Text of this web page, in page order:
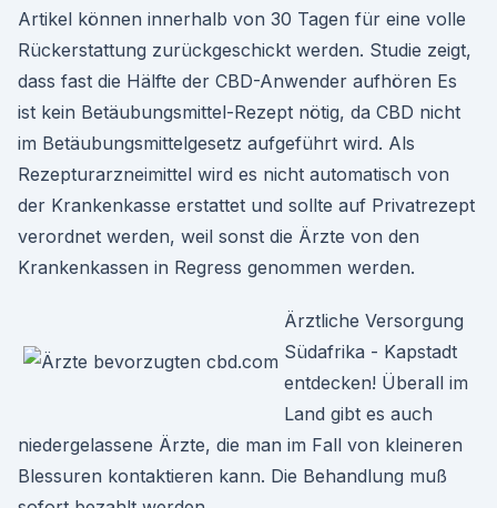
Artikel können innerhalb von 30 Tagen für eine volle
Rückerstattung zurückgeschickt werden. Studie zeigt,
dass fast die Hälfte der CBD-Anwender aufhören Es
ist kein Betäubungsmittel-Rezept nötig, da CBD nicht
im Betäubungsmittelgesetz aufgeführt wird. Als
Rezepturarzneimittel wird es nicht automatisch von
der Krankenkasse erstattet und sollte auf Privatrezept
verordnet werden, weil sonst die Ärzte von den
Krankenkassen in Regress genommen werden.
Ärztliche Versorgung
Südafrika - Kapstadt
entdecken! Überall im
Land gibt es auch
niedergelassene Ärzte, die man im Fall von kleineren
Blessuren kontaktieren kann. Die Behandlung muß